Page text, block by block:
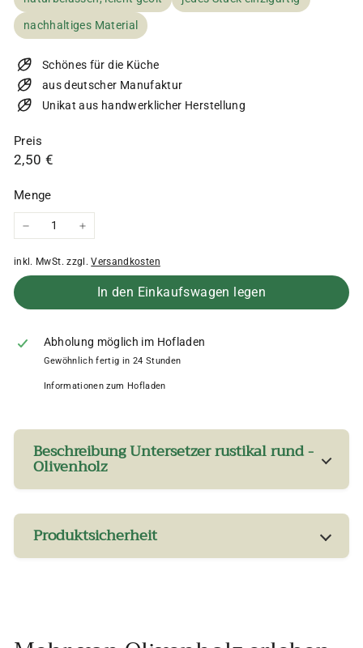
nachhaltiges Material
Schönes für die Küche
aus deutscher Manufaktur
Unikat aus handwerklicher Herstellung
Preis
Normaler
2,50 €
Menge
inkl. MwSt. zzgl.Versandkosten
In den Einkaufswagen legen
Abholung möglich im Hofladen
Gewöhnlich fertig in 24 Stunden
Informationen zum Hofladen
Beschreibung Untersetzer rustikal rund -
Olivenholz
Produktsicherheit